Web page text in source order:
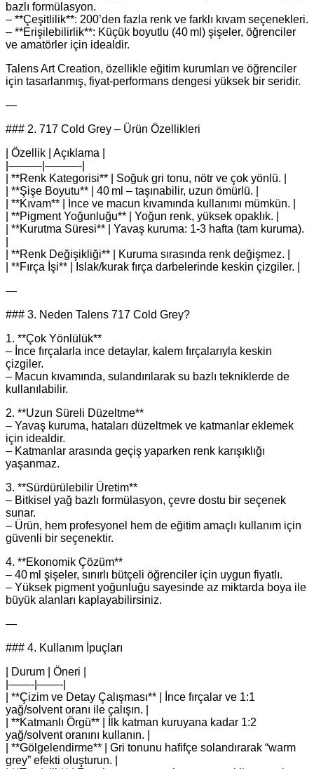
bazlı formülasyon.
– **Çeşitlilik**: 200’den fazla renk ve farklı kıvam seçenekleri.
– **Erişilebilirlik**: Küçük boyutlu (40 ml) şişeler, öğrenciler
ve amatörler için idealdir.
Talens Art Creation, özellikle eğitim kurumları ve öğrenciler
için tasarlanmış, fiyat‑performans dengesi yüksek bir seridir.
—
### 2. 717 Cold Grey – Ürün Özellikleri
| Özellik | Açıklama |
|———|———-|
| **Renk Kategorisi** | Soğuk gri tonu, nötr ve çok yönlü. |
| **Şişe Boyutu** | 40 ml – taşınabilir, uzun ömürlü. |
| **Kıvam** | İnce ve macun kıvamında kullanımı mümkün. |
| **Pigment Yoğunluğu** | Yoğun renk, yüksek opaklık. |
| **Kurutma Süresi** | Yavaş kuruma: 1-3 hafta (tam kuruma).
| **Renk Değişikliği** | Kuruma sırasında renk değişmez. |
| **Fırça İşi** | Islak/kurak fırça darbelerinde keskin çizgiler. |
—
### 3. Neden Talens 717 Cold Grey?
1. **Çok Yönlülük**
– İnce fırçalarla ince detaylar, kalem fırçalarıyla keskin
çizgiler.
– Macun kıvamında, sulandırılarak su bazlı tekniklerde de
kullanılabilir.
2. **Uzun Süreli Düzeltme**
– Yavaş kuruma, hataları düzeltmek ve katmanlar eklemek
için idealdir.
– Katmanlar arasında geçiş yaparken renk karışıklığı
yaşanmaz.
3. **Sürdürülebilir Üretim**
– Bitkisel yağ bazlı formülasyon, çevre dostu bir seçenek
sunar.
– Ürün, hem profesyonel hem de eğitim amaçlı kullanım için
güvenli bir seçenektir.
4. **Ekonomik Çözüm**
– 40 ml şişeler, sınırlı bütçeli öğrenciler için uygun fiyatlı.
– Yüksek pigment yoğunluğu sayesinde az miktarda boya ile
büyük alanları kaplayabilirsiniz.
—
### 4. Kullanım İpuçları
| Durum | Öneri |
|——-|——-|
| **Çizim ve Detay Çalışması** | İnce fırçalar ve 1:1
yağ/solvent oranı ile çalışın. |
| **Katmanlı Örgü** | İlk katman kuruyana kadar 1:2
yağ/solvent oranını kullanın. |
| **Gölgelendirme** | Gri tonunu hafifçe solandırarak “warm
grey” efekti oluşturun. |